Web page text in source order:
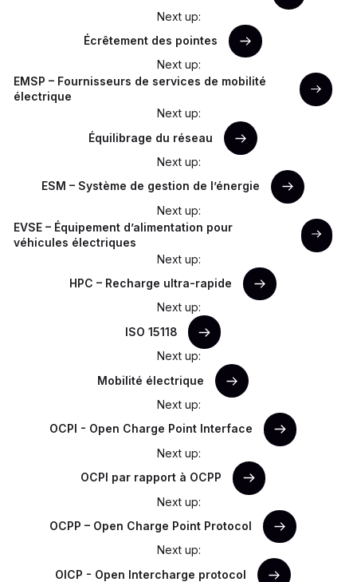
Next up:
Écrêtement des pointes
Next up:
EMSP – Fournisseurs de services de mobilité
électrique
Next up:
Équilibrage du réseau
Next up:
ESM – Système de gestion de l’énergie
Next up:
EVSE – Équipement d’alimentation pour
véhicules électriques
Next up:
HPC – Recharge ultra-rapide
Next up:
ISO 15118
Next up:
Mobilité électrique
Next up:
OCPI - Open Charge Point Interface
Next up:
OCPI par rapport à OCPP
Next up:
OCPP – Open Charge Point Protocol
Next up:
OICP - Open Intercharge protocol